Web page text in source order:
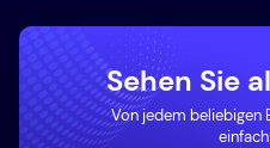
Sehen Sie
Von jedem beliebigen